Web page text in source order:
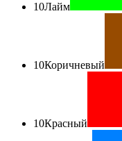
10Лайм
10Коричневый
10Красный